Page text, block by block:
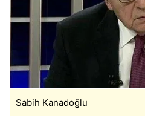
Sabih Kanadoğlu